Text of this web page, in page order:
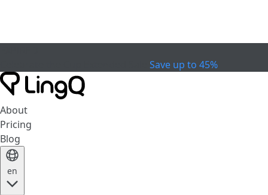
Save up to 45%
About
Pricing
Blog
en